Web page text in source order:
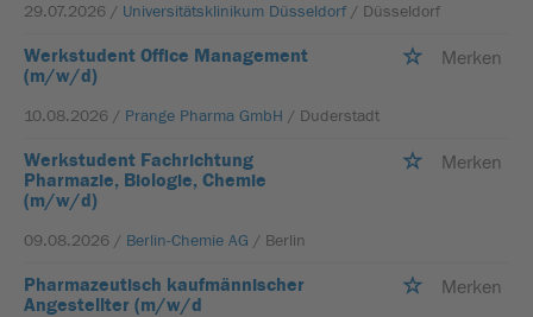
29.07.2026 / Universitätsklinikum Düsseldorf / Düsseldorf
Werkstudent Office Management
(m/w/d)
Merken
10.08.2026 / Prange Pharma GmbH / Duderstadt
Werkstudent Fachrichtung
Pharmazie, Biologie, Chemie
(m/w/d)
Merken
09.08.2026 / Berlin-Chemie AG / Berlin
Pharmazeutisch kaufmännischer
Angestellter (m/w/d
Merken